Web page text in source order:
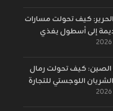
كيف تحولت مسارات
إلى أسطول يغذي
كيف تحولت رمال
اللوجستي للتجارة